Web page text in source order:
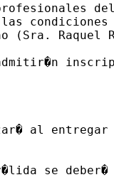
(Sra.
al
se deber�